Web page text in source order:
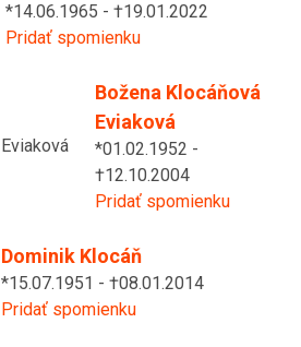
*14.06.1965 - †19.01.2022
Pridať spomienku
Božena Klocáňová
Eviaková
*01.02.1952 -
†12.10.2004
Pridať spomienku
Dominik Klocáň
*15.07.1951 - †08.01.2014
Pridať spomienku